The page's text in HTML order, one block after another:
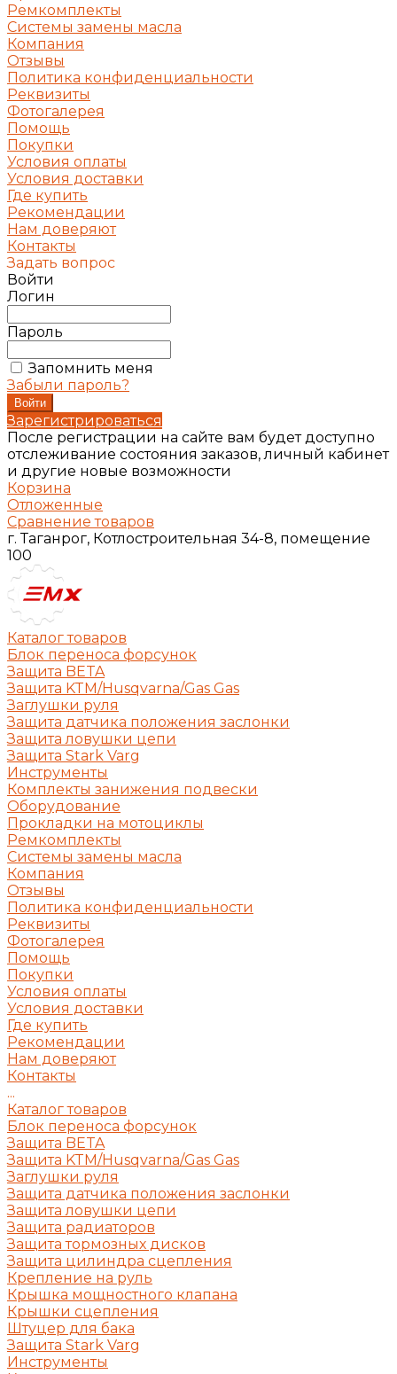
Ремкомплекты
Системы замены масла
Компания
Отзывы
Политика конфиденциальности
Реквизиты
Фотогалерея
Помощь
Покупки
Условия оплаты
Условия доставки
Где купить
Рекомендации
Нам доверяют
Контакты
Задать вопрос
Войти
Логин
Пароль
Запомнить меня
Забыли пароль?
Зарегистрироваться
После регистрации на сайте вам будет доступно
отслеживание состояния заказов, личный кабинет
и другие новые возможности
Корзина
Отложенные
Сравнение товаров
г. Таганрог, Котлостроительная 34-8, помещение
100
Каталог товаров
Блок переноса форсунок
Защита BETA
Защита KTM/Husqvarna/Gas Gas
Заглушки руля
Защита датчика положения заслонки
Защита ловушки цепи
Защита Stark Varg
Инструменты
Комплекты занижения подвески
Оборудование
Прокладки на мотоциклы
Ремкомплекты
Системы замены масла
Компания
Отзывы
Политика конфиденциальности
Реквизиты
Фотогалерея
Помощь
Покупки
Условия оплаты
Условия доставки
Где купить
Рекомендации
Нам доверяют
Контакты
...
Каталог товаров
Блок переноса форсунок
Защита BETA
Защита KTM/Husqvarna/Gas Gas
Заглушки руля
Защита датчика положения заслонки
Защита ловушки цепи
Защита радиаторов
Защита тормозных дисков
Защита цилиндра сцепления
Крепление на руль
Крышка мощностного клапана
Крышки сцепления
Штуцер для бака
Защита Stark Varg
Инструменты